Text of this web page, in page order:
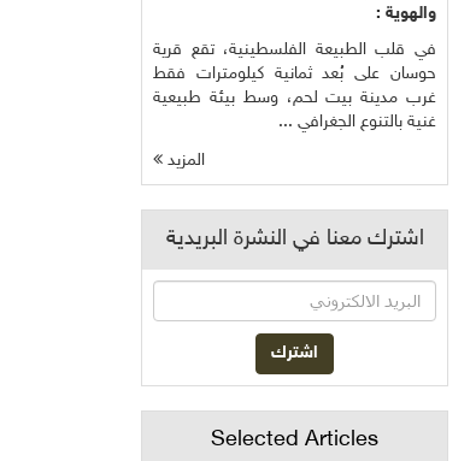
والهوية :
في قلب الطبيعة الفلسطينية، تقع قرية
حوسان على بُعد ثمانية كيلومترات فقط
غرب مدينة بيت لحم، وسط بيئة طبيعية
غنية بالتنوع الجغرافي ...
المزيد
اشترك معنا في النشرة البريدية
Selected Articles